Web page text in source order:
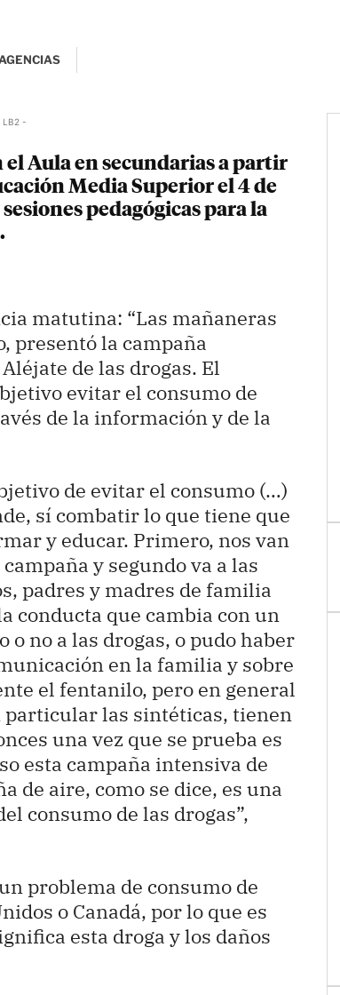
LB2 -
Aula en secundarias a partir
Media Superior el 4 de
pedagógicas para la
matutina: “Las mañaneras
presentó la campaña
de las drogas. El
evitar el consumo de
de la información y de la
de evitar el consumo (…)
sí combatir lo que tiene que
y educar. Primero, nos van
y segundo va a las
padres y madres de familia
conducta que cambia con un
o no a las drogas, o pudo haber
en la familia y sobre
el fentanilo, pero en general
particular las sintéticas, tienen
una vez que se prueba es
esta campaña intensiva de
de aire, como se dice, es una
consumo de las drogas”,
problema de consumo de
o Canadá, por lo que es
esta droga y los daños